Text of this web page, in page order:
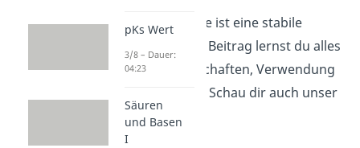
Die Salpetersäure ist eine stabile
Säure. In diesem Beitrag lernst du alles
über ihre Eigenschaften, Verwendung
und Herstellung. Schau dir auch unser
Videodazu an!
pKs Wert
3/8 – Dauer:
04:23
Säuren
und Basen
I